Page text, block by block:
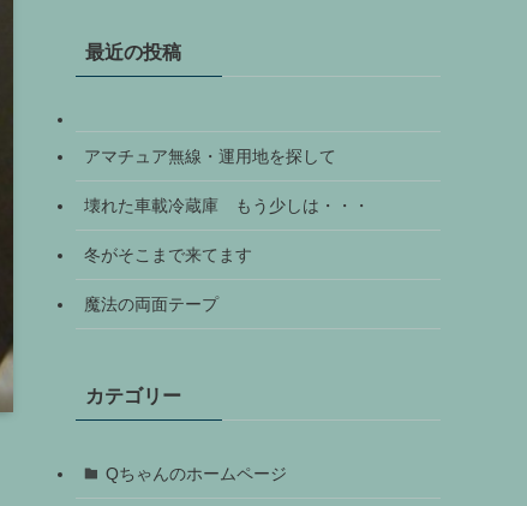
最近の投稿
アマチュア無線・運用地を探して
壊れた車載冷蔵庫 もう少しは・・・
冬がそこまで来てます
魔法の両面テープ
カテゴリー
Qちゃんのホームページ